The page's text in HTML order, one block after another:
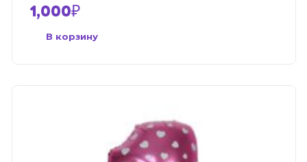
1,000₽
В корзину